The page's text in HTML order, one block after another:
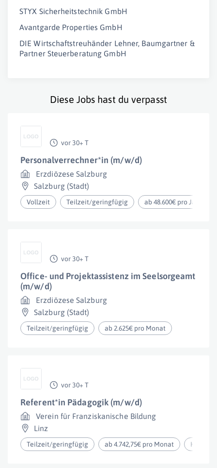
STYX Sicherheitstechnik GmbH
Avantgarde Properties GmbH
DIE Wirtschaftstreuhänder Lehner, Baumgartner &
Partner Steuerberatung GmbH
Diese Jobs hast du verpasst
vor 30+ T
Personalverrechner*in (m/w/d)
Erzdiözese Salzburg
Salzburg (Stadt)
Vollzeit Teilzeit/geringfügig ab 48.600€ pro Jahr
vor 30+ T
Office- und Projektassistenz im Seelsorgeamt
(m/w/d)
Erzdiözese Salzburg
Salzburg (Stadt)
Teilzeit/geringfügig ab 2.625€ pro Monat
vor 30+ T
Referent*in Pädagogik (m/w/d)
Verein für Franziskanische Bildung
Linz
Teilzeit/geringfügig ab 4.742,75€ pro Monat